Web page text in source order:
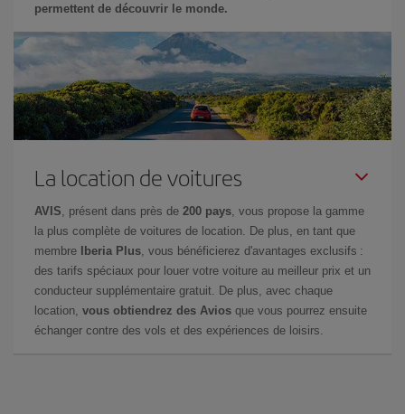
permettent de découvrir le monde.
La location de voitures
AVIS , présent dans près de 200 pays , vous propose la gamme
la plus complète de voitures de location. De plus, en tant que
membre
Iberia Plus , vous bénéficierez d'avantages exclusifs :
des tarifs spéciaux pour louer votre voiture au meilleur prix et un
conducteur supplémentaire gratuit. De plus, avec chaque
location, vous obtiendrez des Avios que vous pourrez ensuite
échanger contre des vols et des expériences de loisirs.